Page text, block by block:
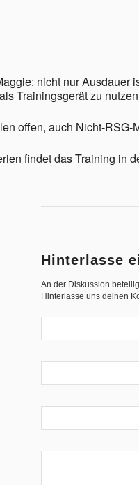
nicht nur
Trainingsgerät zu
offen, auch Nicht-
findet das Training in
Hinterlasse
An der Diskussion
Hinterlasse uns deinen